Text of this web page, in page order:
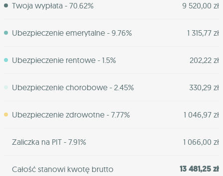
Twoja wypłata - 70.62% 9 520,00 zł
Ubezpieczenie emerytalne - 9.76% 1 315,77 zł
Ubezpieczenie rentowe - 1.5% 202,22 zł
Ubezpieczenie chorobowe - 2.45% 330,29 zł
Ubezpieczenie zdrowotne - 7.77% 1 046,97 zł
Zaliczka na PIT - 7.91% 1 066,00 zł
Całość stanowi kwotę brutto 13 481,25 zł